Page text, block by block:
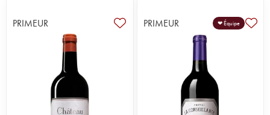
PRIMEUR PRIMEUR ❤ Équipe